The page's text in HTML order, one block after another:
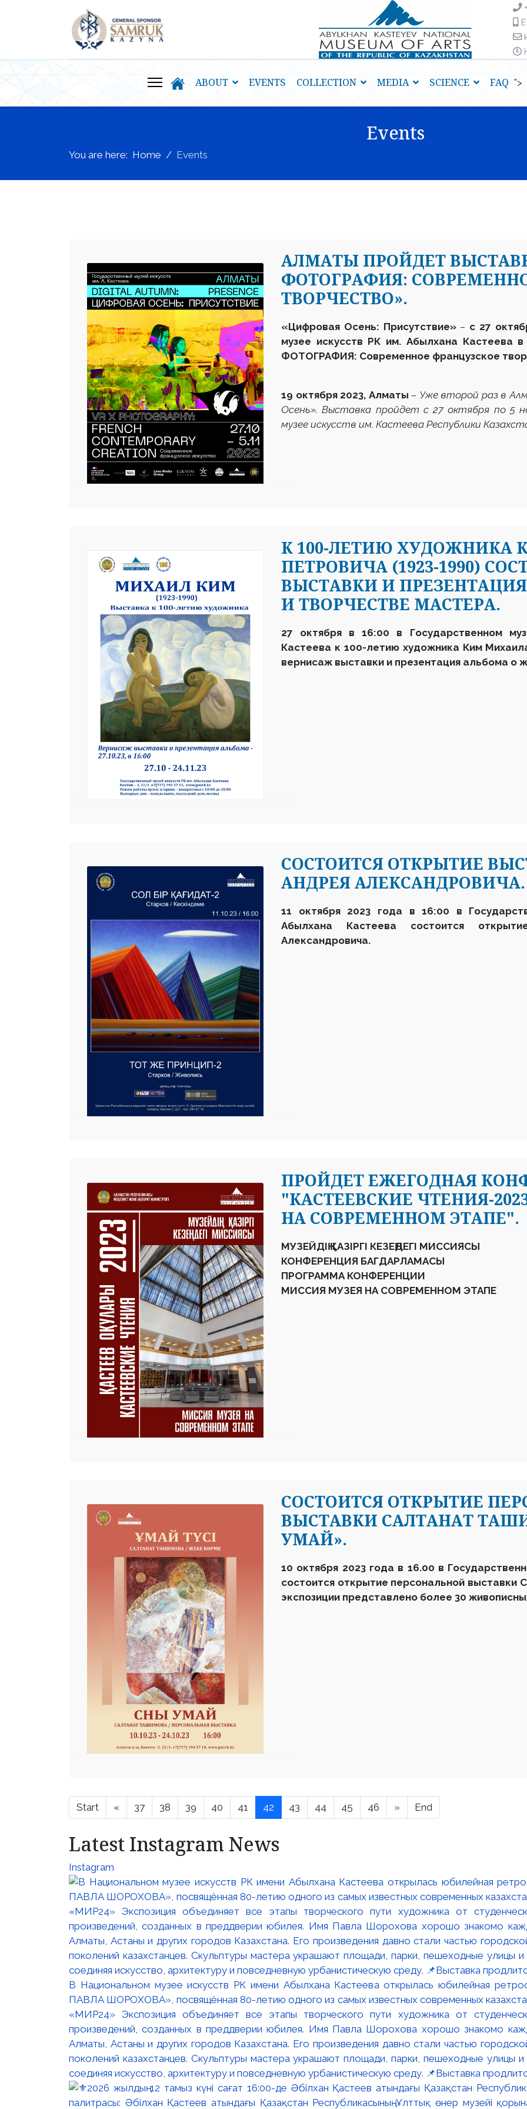
ABOUT EVENTS COLLECTION MEDIA SCIENCE FAQ ">
Events
You are here: Home Events
АЛМАТЫ ПРОЙДЕТ
ФОТОГРАФИЯ:
ТВОРЧЕСТВО».
«Цифровая Осень: Присутствие» – с 27
музее искусств РК им. Абылхана Кастеева
ФОТОГРАФИЯ: Современное французское
19 октября 2023, Алматы – Уже второй раз в
Осень». Выставка пройдет с 27 октября по 5
музее искусств им. Кастеева Республики
К 100-ЛЕТИЮ ХУДОЖНИКА
ПЕТРОВИЧА (1923-1990)
ВЫСТАВКИ И
И ТВОРЧЕСТВЕ МАСТЕРА.
27 октября в 16:00 в Государственном
Кастеева к 100-летию художника Ким Михаил
вернисаж выставки и презентация альбома о
СОСТОИТСЯ ОТКРЫТИЕ
АНДРЕЯ АЛЕКСАНДРОВИЧА.
11 октября 2023 года в 16:00 в
Абылхана Кастеева состоится
Александровича.
ПРОЙДЕТ ЕЖЕГОДНАЯ
"КАСТЕЕВСКИЕ ЧТЕНИЯ-
НА СОВРЕМЕННОМ ЭТАПЕ".
МУЗЕЙДІҢ ҚАЗІРГІ КЕЗЕҢДЕГІ МИССИЯСЫ
КОНФЕРЕНЦИЯ БАГДАРЛАМАСЫ
ПРОГРАММА КОНФЕРЕНЦИИ
МИССИЯ МУЗЕЯ НА СОВРЕМЕННОМ ЭТАПЕ
СОСТОИТСЯ ОТКРЫТИЕ
ВЫСТАВКИ САЛТАНАТ
УМАЙ».
10 октября 2023 года в 16.00 в
состоится открытие персональной
экспозиции представлено более 30
Start « 37 38 39 40 41 42 43 44 45 46 » End
Latest Instagram News
Instagram
В Национальном музее искусств РК имени Абылхана Кастеева открылась юбилейная
ПАВЛА ШОРОХОВА», посвящённая 80-летию одного из самых известных современных
«МИР24» Экспозиция объединяет все этапы творческого пути художника от
произведений, созданных в преддверии юбилея. Имя Павла Шорохова хорошо знакомо
Алматы, Астаны и других городов Казахстана. Его произведения давно стали частью
поколений казахстанцев. Скульптуры мастера украшают площади, парки, пешеходные улицы
соединяя искусство, архитектуру и повседневную урбанистическую среду. 📌Выставка